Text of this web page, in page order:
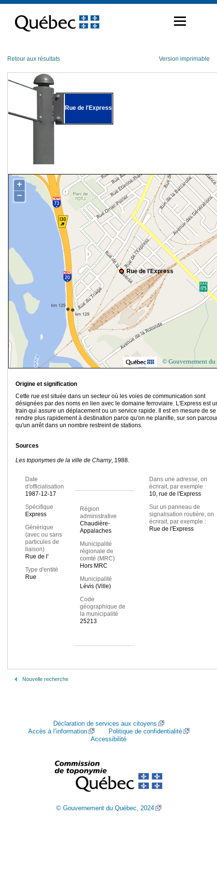
contenu
Retour aux résultats Version imprimable
Rue de l'Express
Rue de l'Express
+
−
© Gouvernement du
Origine et signification
Cette rue est située dans un secteur où les voies de communication sont
désignées par des noms en lien avec le domaine ferroviaire. L'Express est
train qui assure un déplacement ou un service rapide. Il est en mesure de se
rendre plus rapidement à destination parce qu'on ne planifie, sur son
qu'un arrêt dans un nombre restreint de stations.
Sources
Les toponymes de la ville de Charny, 1988.
Date
d'officialisation
1987-12-17
Spécifique
Express
Générique
(avec ou sans
particules de
liaison)
Rue de l'
Type d'entité
Rue
Région
administrative
Chaudière-
Appalaches
Municipalité
régionale de
comté (MRC)
Hors MRC
Municipalité
Lévis (Ville)
Code
géographique de
la municipalité
25213
Dans une adresse, on
écrirait, par exemple :
10, rue de l'Express
Sur un panneau de
signalisation routière, on
écrirait, par exemple :
Rue de l'Express
Nouvelle recherche
Déclaration de services aux citoyens
Accès à l’information
Politique de confidentialité
Accessibilité
© Gouvernement du Québec, 2024